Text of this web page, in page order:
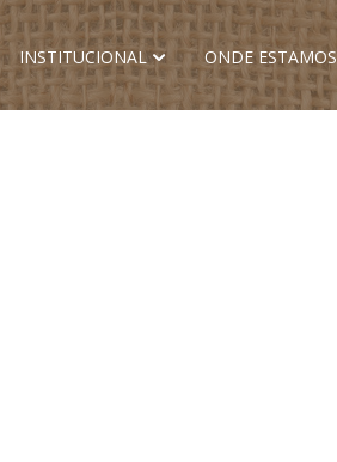
INSTITUCIONAL ONDE ESTAMOS